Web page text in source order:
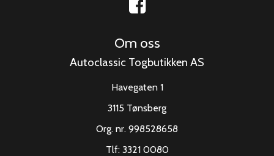
Om oss
Autoclassic Togbutikken AS
Havegaten 1
3115 Tønsberg
Org. nr. 998528658
Tlf: 3321 0080